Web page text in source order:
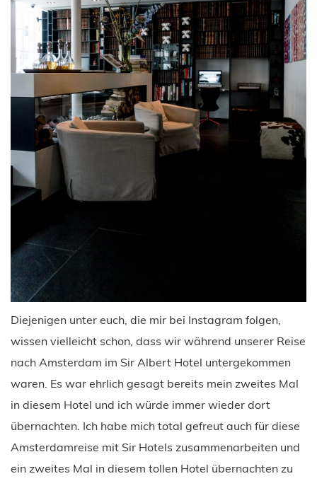
Diejenigen unter euch, die mir bei Instagram folgen,
wissen vielleicht schon, dass wir während unserer Reise
nach Amsterdam im Sir Albert Hotel untergekommen
waren. Es war ehrlich gesagt bereits mein zweites Mal
in diesem Hotel und ich würde immer wieder dort
übernachten. Ich habe mich total gefreut auch für diese
Amsterdamreise mit Sir Hotels zusammenarbeiten und
ein zweites Mal in diesem tollen Hotel übernachten zu